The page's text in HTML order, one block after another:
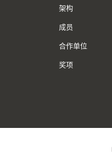
架构
成员
合作单位
奖项